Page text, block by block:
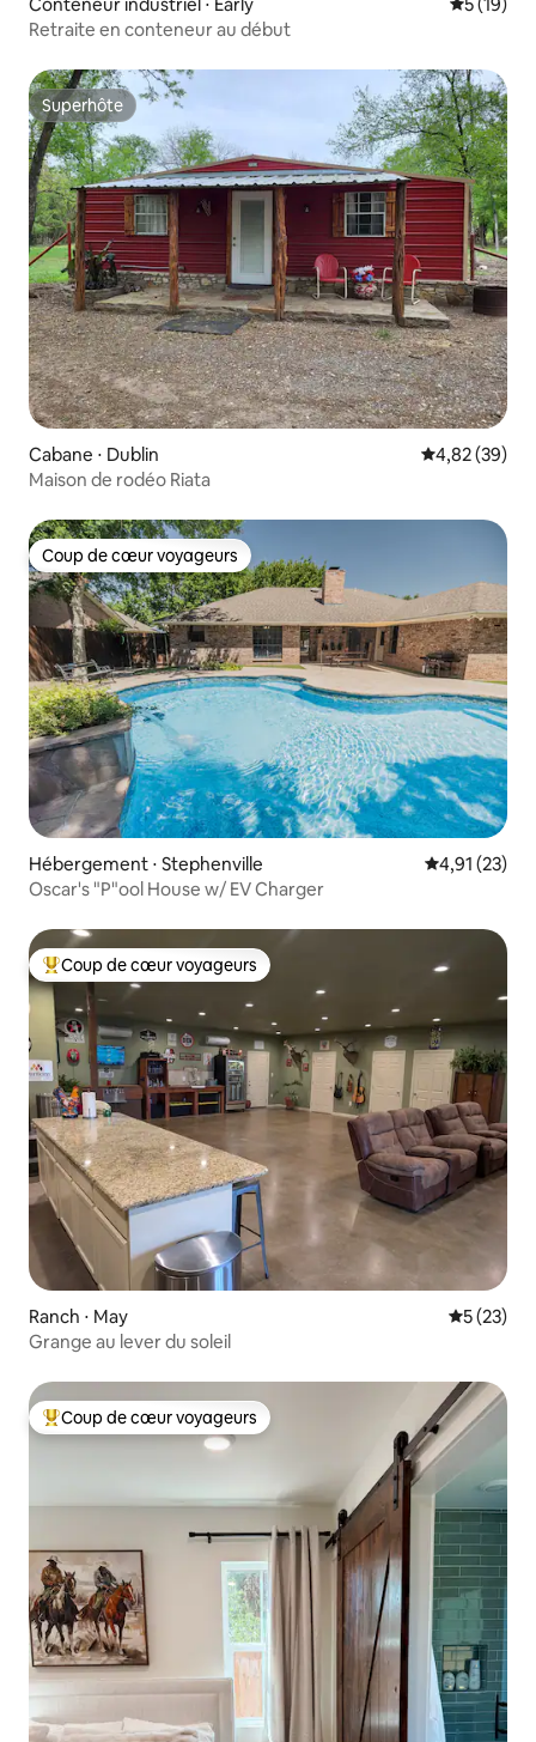
Retraite en conteneur au début
Superhôte
Superhôte
Cabane ⋅ Dublin Évaluation
4,82 (39)
Maison de rodéo Riata
Coup de cœur voyageurs
Coup de cœur voyageurs
Hébergement ⋅ Stephenville Évaluation
4,91 (23)
Oscar's "P"ool House w/ EV Charger
Coups de cœur voyageurs les plus appréciés
Coup de cœur voyageurs
Ranch ⋅ May
5 (23)
Grange au lever du soleil
Coups de cœur voyageurs les plus appréciés
Coup de cœur voyageurs